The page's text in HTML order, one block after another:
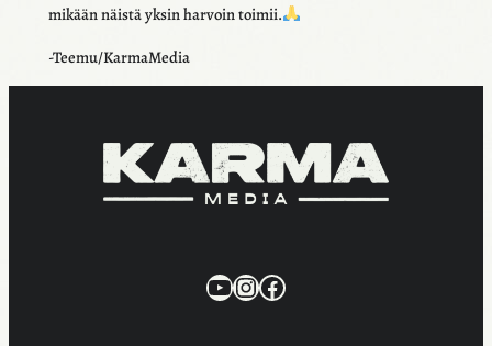
mikään näistä yksin harvoin toimii.
-Teemu/KarmaMedia
KarmaMedia YouTube
Instagram
Facebook